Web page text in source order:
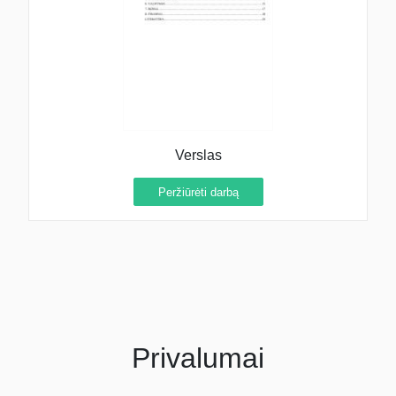
Verslas
Peržiūrėti darbą
Privalumai